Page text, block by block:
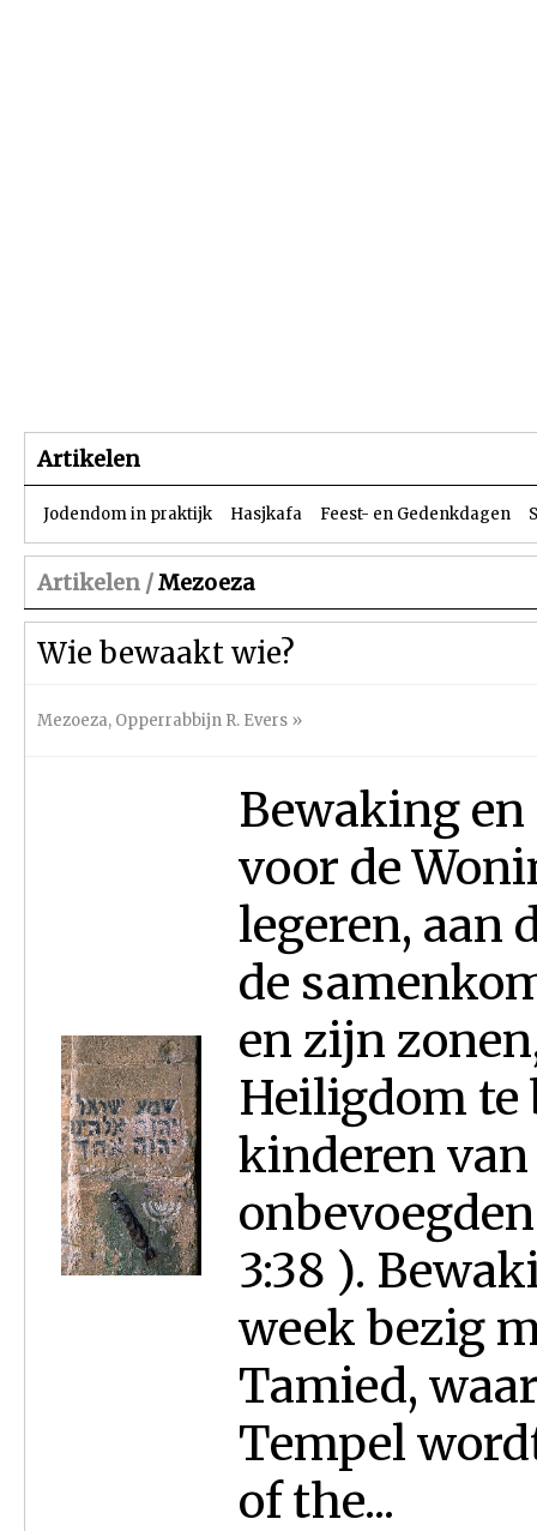
Artikelen
Jodendom in praktijk Hasjkafa Feest- en Gedenkdagen
Artikelen /Mezoeza
Wie bewaakt wie?
Mezoeza, Opperrabbijn R. Evers »
Bewaking en
voor de
legeren, aan
de
en zijn
Heiligdom te
kinderen van
3:38 ).
week bezig
Tamied,
Tempel
of the...